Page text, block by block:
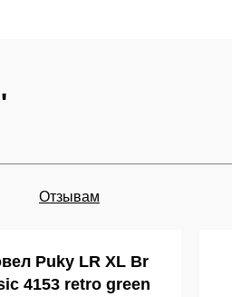
Отзывам
Puky LR XL Br
4153 retro green